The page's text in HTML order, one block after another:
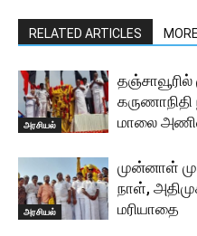
RELATED ARTICLES
அரசியல்
மாலை
அரசியல்
முன்னாள்
நாள்,
மரியாதை